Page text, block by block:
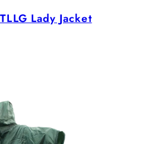
Lady Jacket